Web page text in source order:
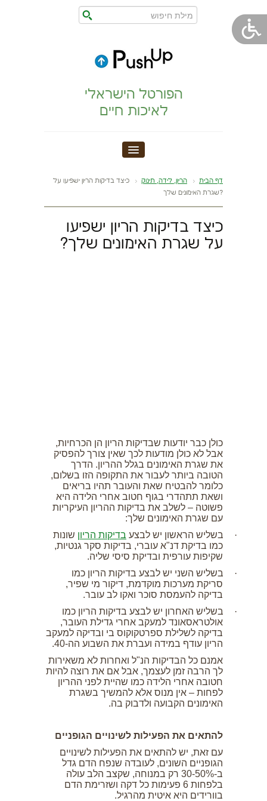
הפורטל הישראלי
לאיכות חיים
חדר כושר
הצהרת נגישות
הריון,לידה,תינוק
דף הבית הריון, לידה, תינוק
כיצד בדיקות הריון ישפיעו על
שגרת האימונים שלך?
כיצד בדיקות הריון ישפיעו
על שגרת האימונים שלך?
כולן כבר יודעות שבדיקות הריון הן הכרחיות,
אבל לא כולן מודעות לכך שאין צורך להפסיק
את שגרת האימונים בגלל ההריון. הדרך
הטובה ביותר לעבור את התקופה הזו בשלום,
כלומר להבטיח שאת והעובר תהיו בריאים
ושאת תתהדרי בגוף חטוב אחרי הלידה היא
פשוטה – לשלב את בדיקות ההריון העיקריות
עם שגרת האימונים שלך:
·
בשליש הראשון יש לבצע בדיקות הריון שונות
כמו בדיקת דנ"א עוברי, בדיקות סקר גנטיות,
שקיפות עורפית ובדיקת סיסי שליה.
·
בשליש השני יש לבצע בדיקות הריון כמו
סריקת מערכות מוקדמת, דיקור מי שפיר,
בדיקה להעמסת סוכר ואקו לב עובר.
·
בשליש האחרון יש לבצע בדיקות הריון כמו
אולטראסאונד למעקב אחרי גדילת העובר,
בדיקה לשלילת ספרטקוקוס בי ובדיקה למעקב
הריון עודף במידה ועברת את השבוע הה-40.
אמנם כל הבדיקות הנ"ל ואחרות לא משאירות
לך הרבה זמן לעצמך, אבל אם את רוצה להיות
חטובה אחרי הלידה כמו שהיית לפני ההריון
לפחות – אין מנוס אלא להמשיך בשגרת
האימונים הקבועה ולדבוק בה.
להתאים את הפעילות לשינויים הגופניים
עם זאת, יש להתאים את הפעילות לשינויים
הגופניים השונים, לעובדה שנפח הדם גדל
ב-30-50% רק במנוחה, שקצב הלב עולה
בלפחות 6 פעימות כל דקה ושזרימת הדם
בוורידים היא איטית מהרגיל.